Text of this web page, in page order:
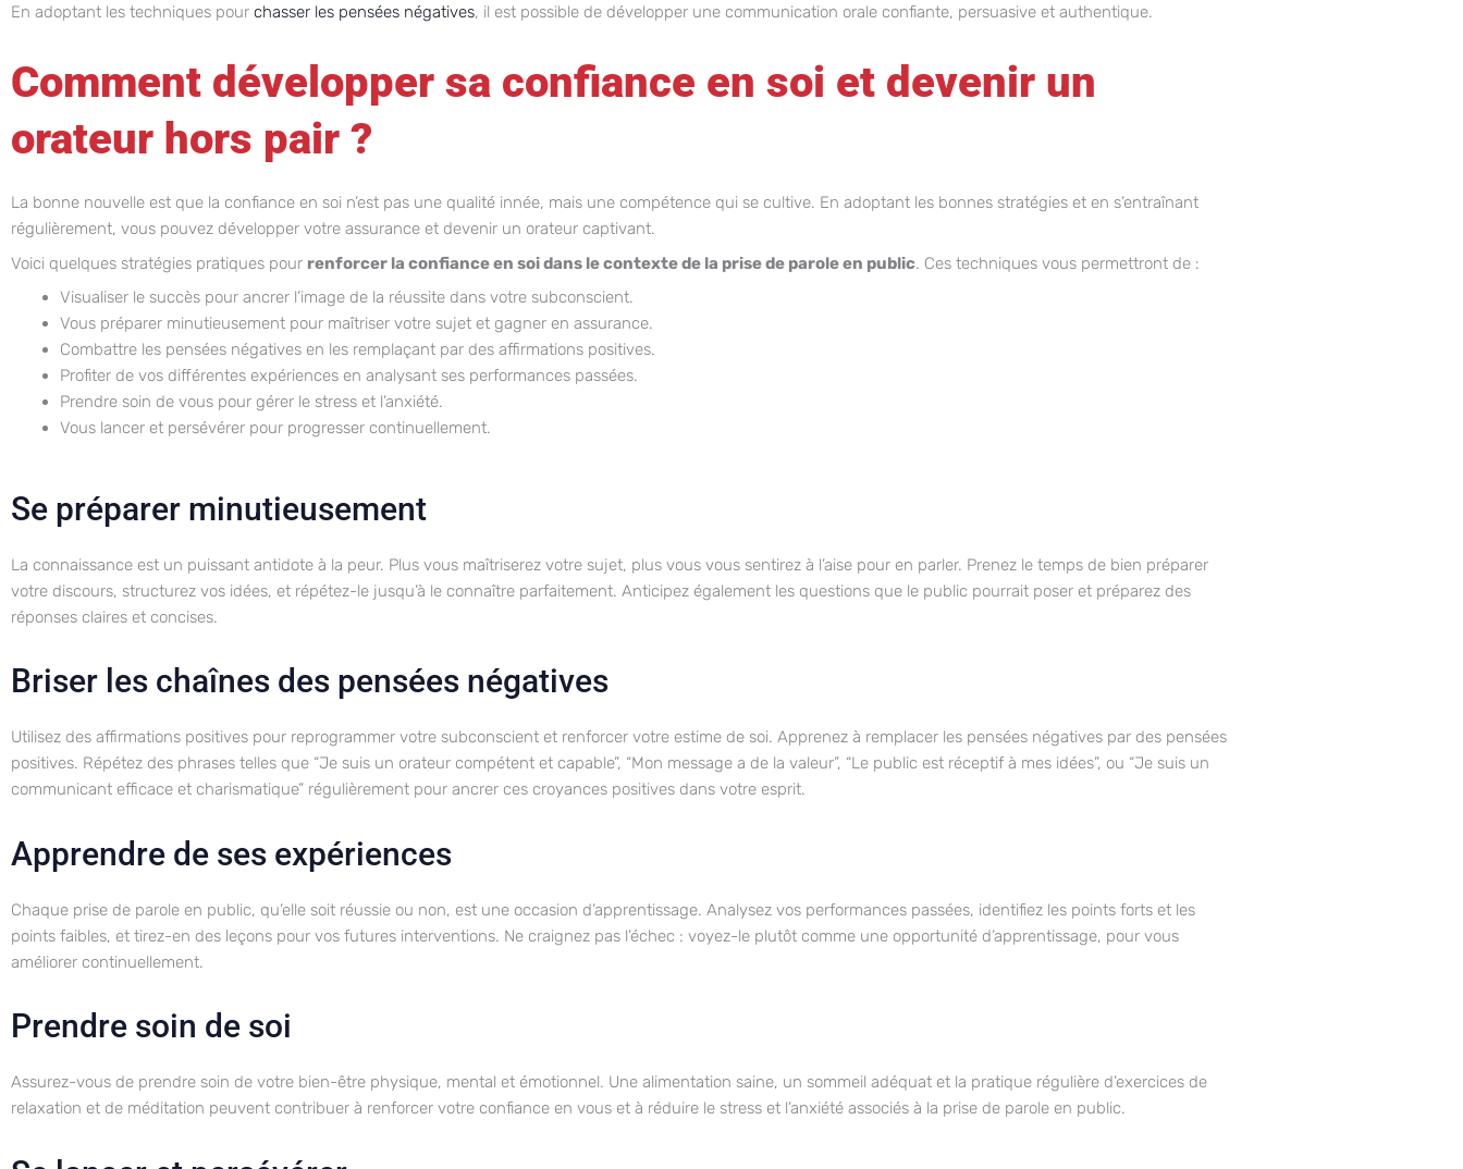
En adoptant les techniques pour chasser les pensées négatives, il est possible de développer une communication orale confiante, persuasive et authentique.
Comment développer sa confiance en soi et devenir un
orateur hors pair ?
La bonne nouvelle est que la confiance en soi n’est pas une qualité innée, mais une compétence qui se cultive. En adoptant les bonnes stratégies et en s’entraînant
régulièrement, vous pouvez développer votre assurance et devenir un orateur captivant.
Voici quelques stratégies pratiques pour renforcer la confiance en soi dans le contexte de la prise de parole en public. Ces techniques vous permettront de :
Visualiser le succès pour ancrer l’image de la réussite dans votre subconscient.
Vous préparer minutieusement pour maîtriser votre sujet et gagner en assurance.
Combattre les pensées négatives en les remplaçant par des affirmations positives.
Profiter de vos différentes expériences en analysant ses performances passées.
Prendre soin de vous pour gérer le stress et l’anxiété.
Vous lancer et persévérer pour progresser continuellement.
Se préparer minutieusement
La connaissance est un puissant antidote à la peur. Plus vous maîtriserez votre sujet, plus vous vous sentirez à l’aise pour en parler. Prenez le temps de bien préparer
votre discours, structurez vos idées, et répétez-le jusqu’à le connaître parfaitement. Anticipez également les questions que le public pourrait poser et préparez des
réponses claires et concises.
Briser les chaînes des pensées négatives
Utilisez des affirmations positives pour reprogrammer votre subconscient et renforcer votre estime de soi. Apprenez à remplacer les pensées négatives par des pensées
positives. Répétez des phrases telles que “Je suis un orateur compétent et capable”, “Mon message a de la valeur”, “Le public est réceptif à mes idées”, ou “Je suis un
communicant efficace et charismatique” régulièrement pour ancrer ces croyances positives dans votre esprit.
Apprendre de ses expériences
Chaque prise de parole en public, qu’elle soit réussie ou non, est une occasion d’apprentissage. Analysez vos performances passées, identifiez les points forts et les
points faibles, et tirez-en des leçons pour vos futures interventions. Ne craignez pas l’échec : voyez-le plutôt comme une opportunité d’apprentissage, pour vous
améliorer continuellement.
Prendre soin de soi
Assurez-vous de prendre soin de votre bien-être physique, mental et émotionnel. Une alimentation saine, un sommeil adéquat et la pratique régulière d’exercices de
relaxation et de méditation peuvent contribuer à renforcer votre confiance en vous et à réduire le stress et l’anxiété associés à la prise de parole en public.